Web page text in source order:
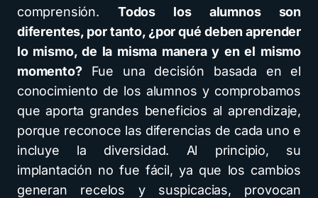
comprensión. Todos los alumnos son
diferentes, por tanto, ¿por qué deben aprender
lo mismo, de la misma manera y en el mismo
momento?Fue una decisión basada en el
conocimiento de los alumnos y comprobamos
que aporta grandes beneficios al aprendizaje,
porque reconoce las diferencias de cada uno e
incluye la diversidad. Al principio, su
implantación no fue fácil, ya que los cambios
generan recelos y suspicacias, provocan